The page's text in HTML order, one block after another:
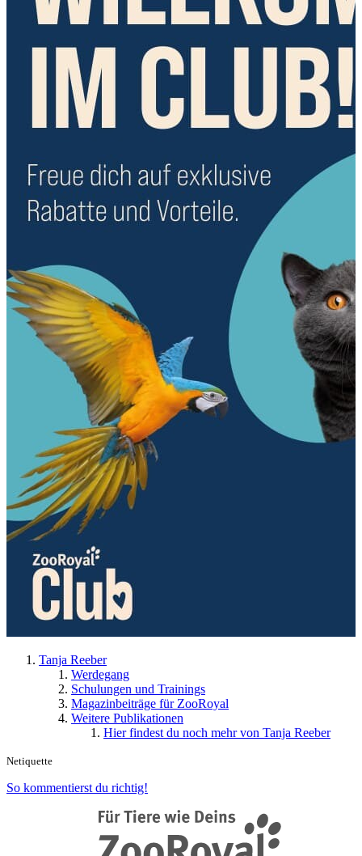
Tanja Reeber
Werdegang
Schulungen und Trainings
Magazinbeiträge für ZooRoyal
Weitere Publikationen
Hier findest du noch mehr von Tanja Reeber
Netiquette
So kommentierst du richtig!